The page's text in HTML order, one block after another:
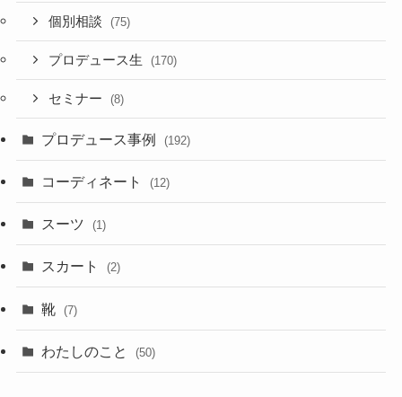
個別相談 (75)
プロデュース生 (170)
セミナー (8)
プロデュース事例 (192)
コーディネート (12)
スーツ (1)
スカート (2)
靴 (7)
わたしのこと (50)